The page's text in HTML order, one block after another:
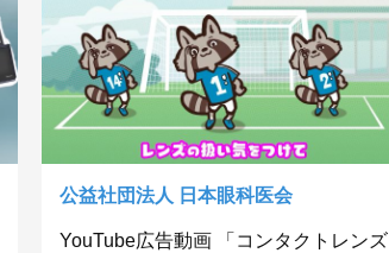
公益社団法人 日本眼科医会
YouTube広告動画 「コンタクトレンズ